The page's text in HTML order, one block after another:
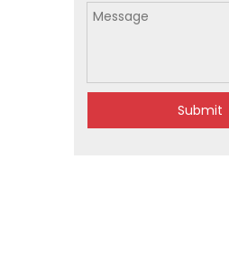
Submit